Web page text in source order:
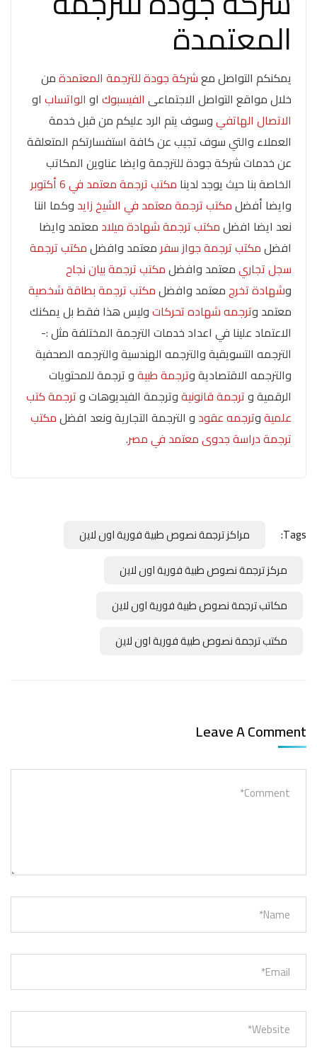
المعتمدة
يمكنكم التواصل معشركة جودة للترجمة المعتمدةمن
خلال مواقع التواصل الاجتماعى الفيسبوك او الواتساب او
الاتصال الهاتفيوسوف يتم الرد عليكم من قبل خدمة
العملاء والتي سوف تجيب عن كافة استفسارتكم المتعلقة
عن خدمات شركة جودة للترجمة وايضا عناوين المكاتب
الخاصة بنا حيث يوجد لدينا مكتب ترجمة معتمد في 6 أكتوبر
وايضا أفضلمكتب ترجمة معتمد في الشيخ زايد وكما اننا
نعد ايضا افضلمكتب ترجمة شهادة ميلاد معتمد وايضا
افضلمكتب ترجمة جواز سفرمعتمد وافضلمكتب ترجمة
سجل تجاريمعتمد وافضلمكتب ترجمة بيان نجاح
وشهادة تخرجمعتمد وافضلمكتب ترجمة بطاقة شخصية
معتمد وترجمه شهاده تحركاتوليس هذا فقط بل يمكنك
الاعتماد علينا في اعداد خدمات الترجمة المختلفة مثل :-
الترجمه التسويقية والترجمه الهندسية والترجمه الصحفية
والترجمه الاقتصادية وترجمة طبيةو ترجمة للمحتويات
الرقمية وترجمة قانونيةوترجمة الفيديوهات وترجمة كتب
علميةوترجمه عقود و الترجمة التجارية ونعد افضلمكتب
ترجمة دراسة جدوى معتمد في مصر.
Tags:
مراكز ترجمة نصوص طبية فورية اون لاين
مركز ترجمة نصوص طبية فورية اون لاين
مكاتب ترجمة نصوص طبية فورية اون لاين
مكتب ترجمة نصوص طبية فورية اون لاين
Leave A Comment